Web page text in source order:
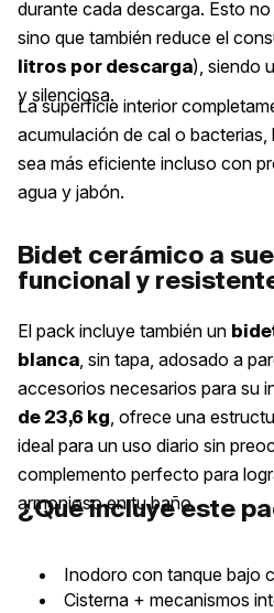
durante cada descarga. Esto
sino que también reduce el
litros por descarga), siendo
y silenciosa.
La superficie interior
acumulación de cal o bacterias,
sea más eficiente incluso con
agua y jabón.
Bidet cerámico a
funcional y
El pack incluye también un
blanca, sin tapa, adosado a
accesorios necesarios para su
de 23,6 kg, ofrece una
ideal para un uso diario sin
complemento perfecto para
armonioso en tu baño.
¿Qué incluye este
Inodoro con tanque bajo
Cisterna + mecanismos